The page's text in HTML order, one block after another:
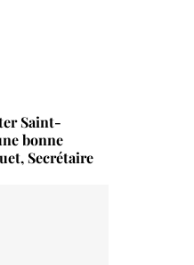
Saint-
bonne
Secrétaire